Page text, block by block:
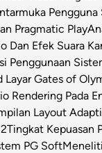
Pragmatic Play
Dan Efek Suara
Penggunaan
Layar Gates of
Rendering Pada
Layout
Tingkat Kepuasan
PG Soft